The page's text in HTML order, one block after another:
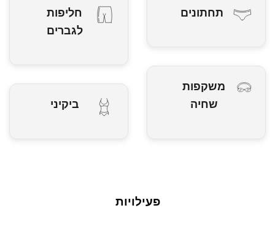
תחתונים
משקפות
שחיה
חליפות
לגברים
ביקיני
פעילויות